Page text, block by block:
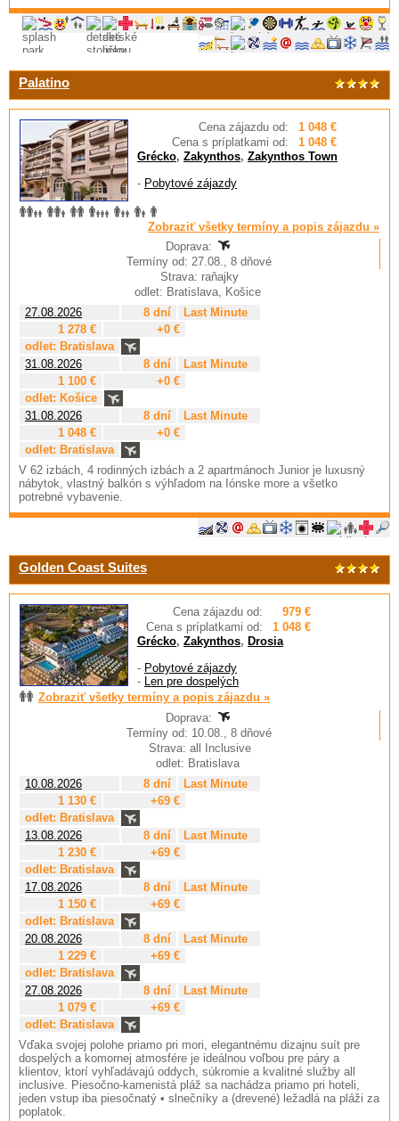
Palatino
Cena zájazdu od:
1 048 €
Cena s príplatkami od:
1 048 €
Grécko, Zakynthos, Zakynthos Town
- Pobytové zájazdy
Zobraziť všetky termíny a popis zájazdu »
Doprava:
Termíny od: 27.08., 8 dňové
Strava: raňajky
odlet: Bratislava, Košice
27.08.2026
8 dní
Last Minute
1 278 €
+0 €
odlet: Bratislava
31.08.2026
8 dní
Last Minute
1 100 €
+0 €
odlet: Košice
31.08.2026
8 dní
Last Minute
1 048 €
+0 €
odlet: Bratislava
V 62 izbách, 4 rodinných izbách a 2 apartmánoch Junior je luxusný
nábytok, vlastný balkón s výhľadom na Iónske more a všetko
potrebné vybavenie.
Golden Coast Suites
Cena zájazdu od:
979 €
Cena s príplatkami od:
1 048 €
Grécko, Zakynthos, Drosia
- Pobytové zájazdy
- Len pre dospelých
Zobraziť všetky termíny a popis zájazdu »
Doprava:
Termíny od: 10.08., 8 dňové
Strava: all Inclusive
odlet: Bratislava
10.08.2026
8 dní
Last Minute
1 130 €
+69 €
odlet: Bratislava
13.08.2026
8 dní
Last Minute
1 230 €
+69 €
odlet: Bratislava
17.08.2026
8 dní
Last Minute
1 150 €
+69 €
odlet: Bratislava
20.08.2026
8 dní
Last Minute
1 229 €
+69 €
odlet: Bratislava
27.08.2026
8 dní
Last Minute
1 079 €
+69 €
odlet: Bratislava
Vďaka svojej polohe priamo pri mori, elegantnému dizajnu suít pre
dospelých a komornej atmosfére je ideálnou voľbou pre páry a
klientov, ktorí vyhľadávajú oddych, súkromie a kvalitné služby all
inclusive. Piesočno-kamenistá pláž sa nachádza priamo pri hoteli,
jeden vstup iba piesočnatý • slnečníky a (drevené) ležadlá na pláži za
poplatok.